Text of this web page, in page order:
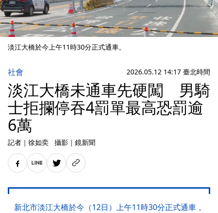
淡江大橋於今上午11時30分正式通車。
社會 2026.05.12 14:17 臺北時間
淡江大橋未通車先硬闖 男騎
士拒攔停吞4罰單最高恐罰逾
6萬
記者 ｜ 徐如奕 攝影 ｜ 鏡新聞
新北市淡江大橋於今（12日）上午11時30分正式通車，